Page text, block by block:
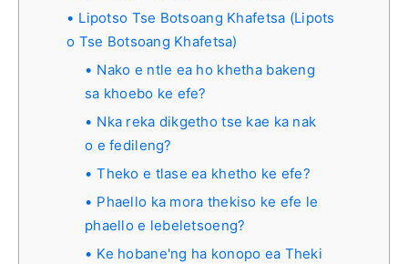
Lipotso Tse Botsoang Khafetsa (Lipots
o Tse Botsoang Khafetsa)
Nako e ntle ea ho khetha bakeng
sa khoebo ke efe?
Nka reka dikgetho tse kae ka nak
o e fedileng?
Theko e tlase ea khetho ke efe?
Phaello ka mora thekiso ke efe le
phaello e lebeletsoeng?
Ke hobane'ng ha konopo ea Theki